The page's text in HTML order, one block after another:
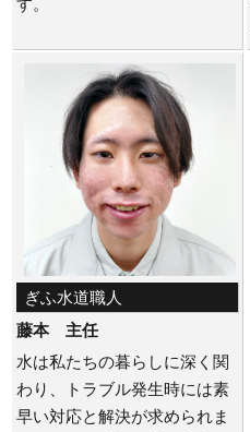
す。
ぎふ水道職人
藤本 主任
水は私たちの暮らしに深く関
わり、トラブル発生時には素
早い対応と解決が求められま